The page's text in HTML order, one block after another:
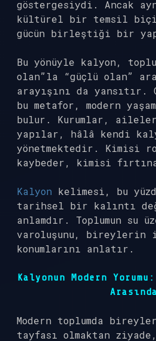
göstergesiydi. Ancak
kültürel bir temsil
gücün birleştiği bir
Bu yönüyle kalyon,
olan”la “güçlü olan”
arayışını da yansıtır.
bu metafor, modern
bulur. Kurumlar,
yapılar, hâlâ kendi
yönetmektedir. Kimisi
kaybeder, kimisi
Kalyon kelimesi, bu
tarihsel bir kalıntı
anlamdır. Toplumun su
varoluşunu, bireylerin
konumlarını anlatır.
Kalyonun Modern
Arasında
Modern toplumda
tayfası olmaktan